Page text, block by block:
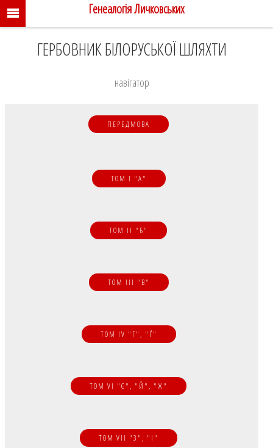
Генеалогія Личковських
ГЕРБОВНИК БІЛОРУСЬКОЇ ШЛЯХТИ
навігатор
ПЕРЕДМОВА
ТОМ I "А"
ТОМ II "Б"
ТОМ III "В"
ТОМ IV "Г", "Ґ"
ТОМ VI "Є", "Й", "Ж"
ТОМ VII "З", "І"